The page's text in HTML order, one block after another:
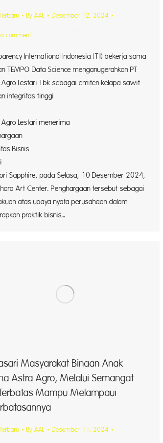
By AAL Desember 12, 2024
a comment
International Indonesia (TII) bekerja sama
TEMPO Data Science menganugerahkan PT
Lestari Tbk sebagai emiten kelapa sawit
integritas tinggi
Lestari menerima
Bisnis
Sapphire, pada Selasa, 10 Desember 2024,
Art Center. Penghargaan tersebut sebagai
atas upaya nyata perusahaan dalam
praktik bisnis…
Masyarakat Binaan Anak
Astra Agro, Melalui Semangat
Mampu Melampaui
By AAL Desember 11, 2024